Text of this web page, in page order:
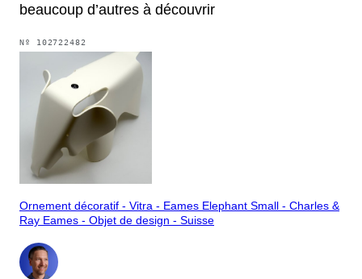
beaucoup d’autres à découvrir
Nº 102722482
Ornement décoratif - Vitra - Eames Elephant Small - Charles &
Ray Eames - Objet de design - Suisse